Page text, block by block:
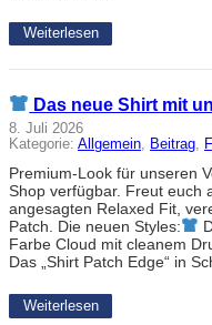
Weiterlesen
Das neue Shirt mit
8. Juli 2026
Kategorie: Allgemein, Beitrag,
Premium-Look für unseren
Shop verfügbar. Freut euch
angesagten Relaxed Fit,
Patch. Die neuen Styles:
Farbe Cloud mit cleanem
Das „Shirt Patch Edge“ in
Weiterlesen